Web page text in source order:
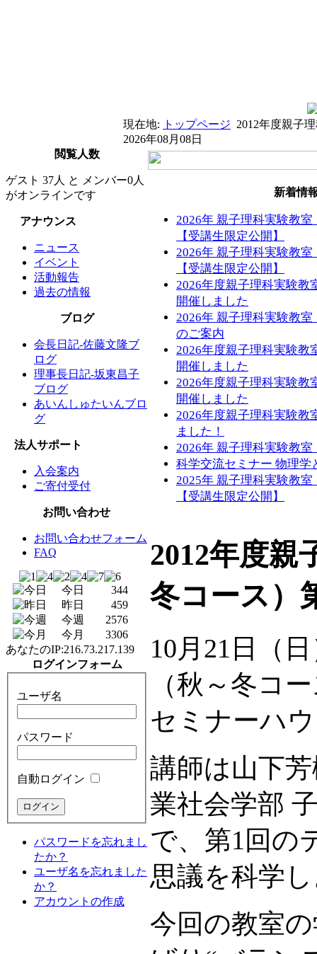
現在地: トップページ 2012年度親子
2026年08月08日
閲覧人数
ゲスト 37人 と メンバー0人
がオンラインです
アナウンス
ニュース
イベント
活動報告
過去の情報
ブログ
会長日記-佐藤文隆ブ
ログ
理事長日記-坂東昌子
ブログ
あいんしゅたいんブロ
グ
法人サポート
入会案内
ご寄付受付
お問い合わせ
お問い合わせフォーム
FAQ
今日
344
昨日
459
今週
2576
今月
3306
あなたのIP:216.73.217.139
ログインフォーム
ユーザ名
パスワード
自動ログイン
パスワードを忘れまし
たか？
ユーザ名を忘れました
か？
アカウントの作成
新着情
2026年 親子理科実験教
【受講生限定公開】
2026年 親子理科実験教
【受講生限定公開】
2026年度親子理科実験教
開催しました
2026年 親子理科実験教
のご案内
2026年度親子理科実験教
開催しました
2026年度親子理科実験教
開催しました
2026年度親子理科実験教
ました！
2026年 親子理科実験教
科学交流セミナー 物理学
2025年 親子理科実験教
【受講生限定公開】
2012年度親
冬コース）
10月21日（
（秋～冬コ
セミナーハ
講師は山下
業社会学部
で、第1回の
思議を科学
今回の教室